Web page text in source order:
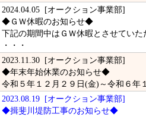
2024.04.05 [オークション事業部]
◆ＧＷ休暇のお知らせ◆
下記の期間中はＧＷ休暇とさせていた
・・・
2023.11.30 [オークション事業部]
◆年末年始休業のお知らせ◆
令和５年１２月２９日(金)～令和６年
2023.08.19 [オークション事業部]
◆揖斐川堤防工事のお知らせ◆